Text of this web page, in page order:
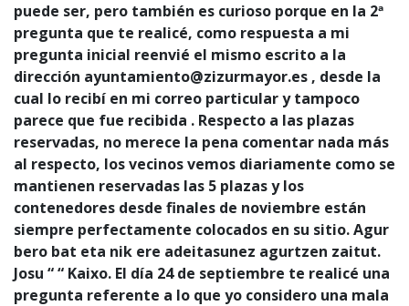
puede ser, pero también es curioso porque en la 2ª
pregunta que te realicé, como respuesta a mi
pregunta inicial reenvié el mismo escrito a la
dirección ayuntamiento@zizurmayor.es , desde la
cual lo recibí en mi correo particular y tampoco
parece que fue recibida . Respecto a las plazas
reservadas, no merece la pena comentar nada más
al respecto, los vecinos vemos diariamente como se
mantienen reservadas las 5 plazas y los
contenedores desde finales de noviembre están
siempre perfectamente colocados en su sitio. Agur
bero bat eta nik ere adeitasunez agurtzen zaitut.
Josu “ “ Kaixo. El día 24 de septiembre te realicé una
pregunta referente a lo que yo considero una mala